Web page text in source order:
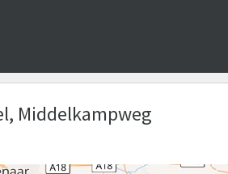
Middelkampweg